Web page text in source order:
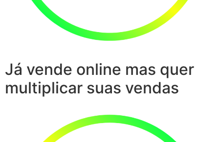
Já vende online mas quer
multiplicar suas vendas